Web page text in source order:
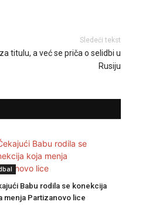
Sledeći tekst
titulu, a već se priča o selidbi u
Rusiju
Babu rodila se konekcija
menja Partizanovo lice